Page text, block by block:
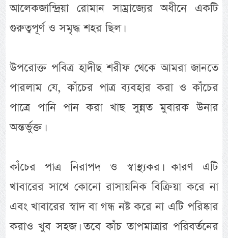
আলেকজান্দ্রিয়া রোমান সাম্রাজ্যের অধীনে একটি
গুরুত্বপূর্ণ ও সমৃদ্ধ শহর ছিল।
উপরোক্ত পবিত্র হাদীছ শরীফ থেকে আমরা জানতে
পারলাম যে, কাঁচের পাত্র ব্যবহার করা ও কাঁচের
পাত্রে পানি পান করা খাছ সুন্নত মুবারক উনার
অন্তর্ভুক্ত।
কাঁচের পাত্র নিরাপদ ও স্বাস্থ্যকর। কারণ এটি
খাবারের সাথে কোনো রাসায়নিক বিক্রিয়া করে না
এবং খাবারের স্বাদ বা গন্ধ নষ্ট করে না এটি পরিষ্কার
করাও খুব সহজ। তবে কাঁচ তাপমাত্রার পরিবর্তনের